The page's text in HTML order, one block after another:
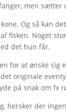
men sætter
Og så kan
fisken. Noget
det hun får.
for at ønske
originale
på snak om fx
hersker der